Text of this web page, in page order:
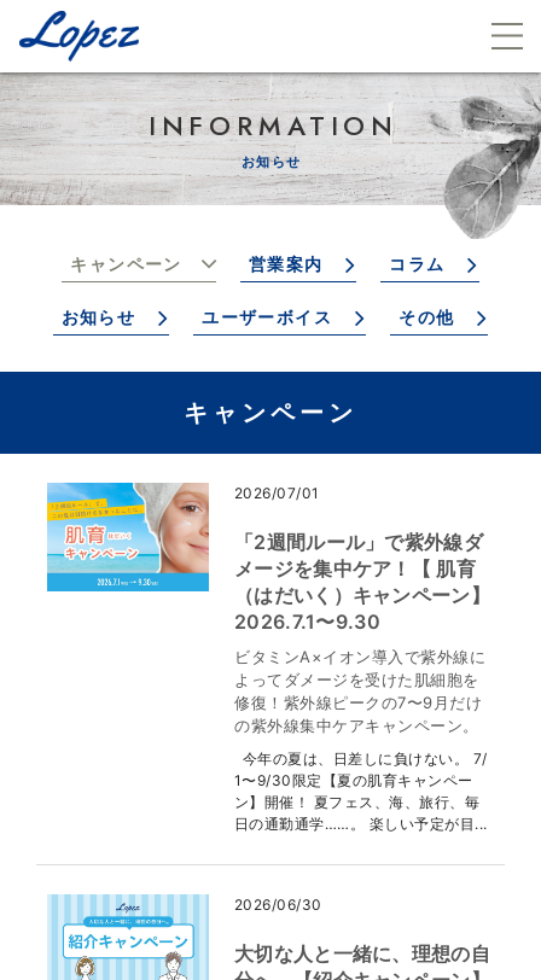
INFORMATION
お知らせ
キャンペーン 営業案内 コラム
お知らせ ユーザーボイス その他
キャンペーン
2026/07/01
「2週間ルール」で紫外線ダ
メージを集中ケア！【 肌育
（はだいく）キャンペーン】
2026.7.1〜9.30
ビタミンA×イオン導入で紫外線に
よってダメージを受けた肌細胞を
修復！紫外線ピークの7〜9月だけ
の紫外線集中ケアキャンペーン。
今年の夏は、日差しに負けない。 7/
1〜9/30限定【夏の肌育キャンペー
ン】開催！ 夏フェス、海、旅行、毎
日の通勤通学……。 楽しい予定が目...
2026/06/30
大切な人と一緒に、理想の自